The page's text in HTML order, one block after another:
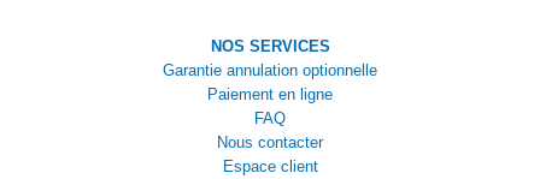
NOS SERVICES
Garantie annulation optionnelle
Paiement en ligne
FAQ
Nous contacter
Espace client